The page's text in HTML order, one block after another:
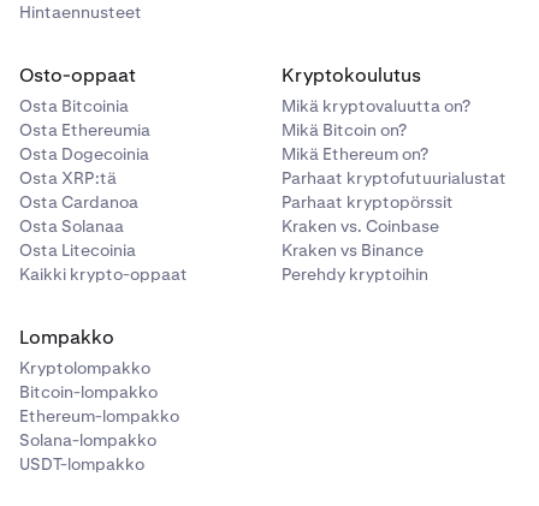
Hintaennusteet
Osto-oppaat
Osta Bitcoinia
Osta Ethereumia
Osta Dogecoinia
Osta XRP:tä
Osta Cardanoa
Osta Solanaa
Osta Litecoinia
Kaikki krypto-oppaat
Kryptokoulutus
Mikä kryptovaluutta on?
Mikä Bitcoin on?
Mikä Ethereum on?
Parhaat kryptofutuurialustat
Parhaat kryptopörssit
Kraken vs. Coinbase
Kraken vs Binance
Perehdy kryptoihin
Lompakko
Kryptolompakko
Bitcoin-lompakko
Ethereum-lompakko
Solana-lompakko
USDT-lompakko